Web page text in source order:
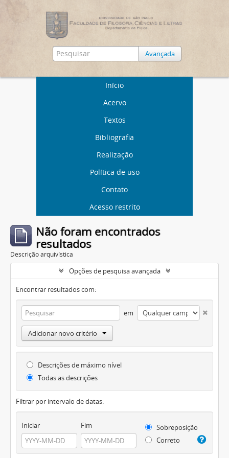
Avançada
Início
Acervo
Textos
Bibliografia
Realização
Política de uso
Contato
Acesso restrito
Não foram encontrados
resultados
Descrição arquivística
Opções de pesquisa avançada
Encontrar resultados com:
em
Adicionar novo critério
Descrições de máximo nível
Todas as descrições
Filtrar por intervalo de datas:
Iniciar Fim
Sobreposição
Correto